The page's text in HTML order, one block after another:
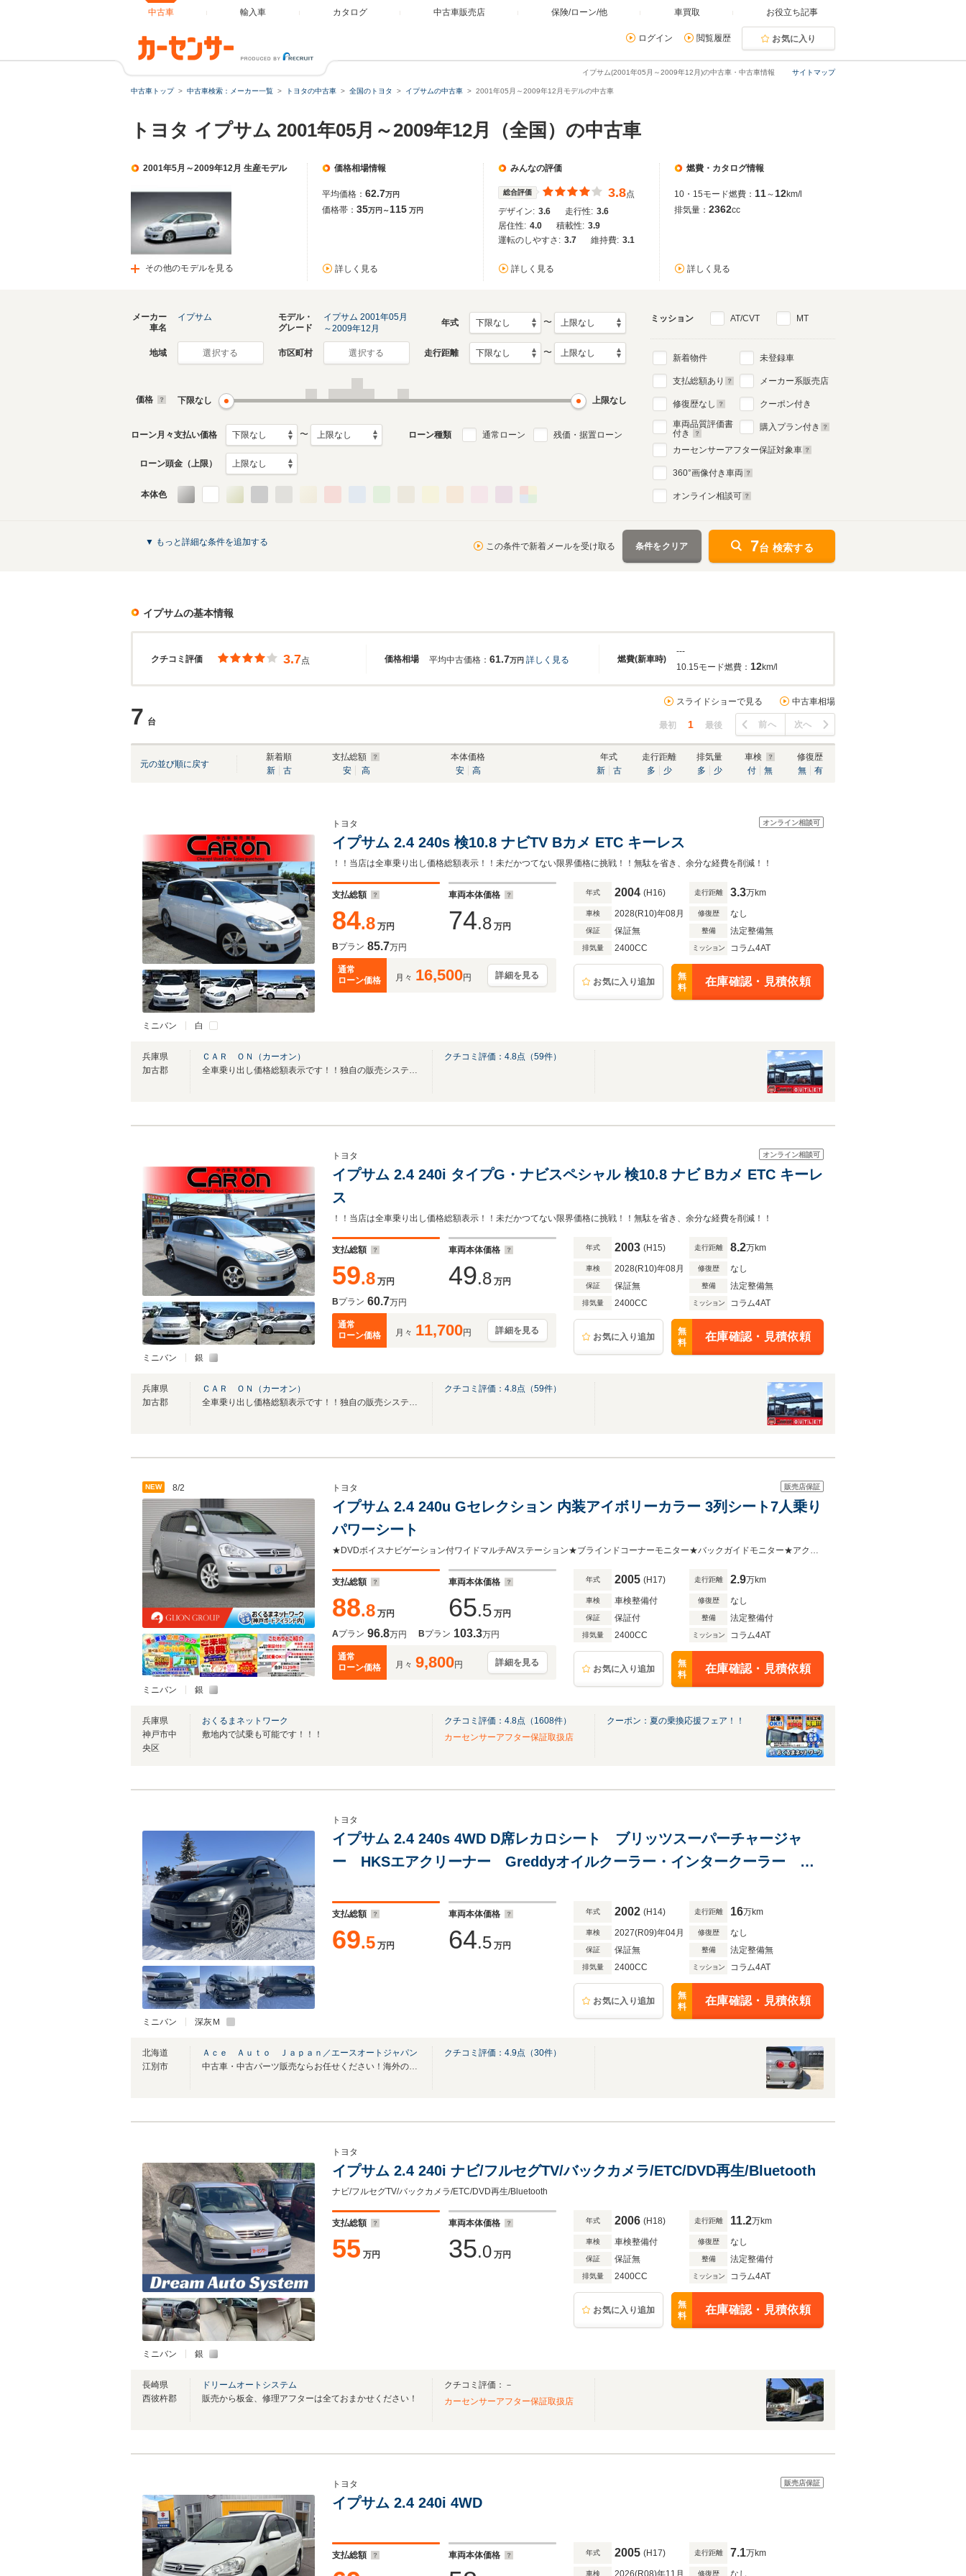
中古車 輸入車 カタログ 中古車販売店 保険/ローン/他 車買取 お役立ち記事
ログイン 閲覧履歴 お気に入り
サイトマップ
イプサム(2001年05月～2009年12月)の中古車・中古車情報
中古車トップ 中古車検索：メーカー一覧 トヨタの中古車 全国のトヨタ イプサムの中古車 2001年05月～2009年12月モデルの中古車
トヨタ イプサム 2001年05月～2009年12月（全国）の中古車
2001年5月～2009年12月 生産モデル
その他のモデルを見る
価格相場情報
平均価格： 62.7万円
価格帯： 35万円～115 万円
詳しく見る
みんなの評価
総合評価 3.8点
デザイン: 3.6 走行性: 3.6
居住性: 4.0 積載性: 3.9
運転のしやすさ: 3.7 維持費: 3.1
詳しく見る
燃費・カタログ情報
10・15モード燃費： 11～ 12km/l
排気量： 2362cc
詳しく見る
生産モデル
イプサムのカタログを見る
メーカー
車名
イプサム
モデル・
グレード
イプサム 2001年05月
～2009年12月
年式 〜
地域 選択する 市区町村 選択する 走行距離 〜
価格 下限なし 上限なし
ローン月々支払い価格 〜 ローン種類 通常ローン 残価・据置ローン
ローン頭金（上限）
本体色
ミッション AT/CVT MT
新着物件
支払総額あり
修復歴なし
車両品質評価書
付き
未登録車
メーカー系販売店
クーポン付き
購入プラン付き
カーセンサーアフター保証対象車
360°画像付き車両
オンライン相談可
▼ もっと詳細な条件を追加する この条件で新着メールを受け取る 条件をクリア 7台 検索する
イプサムの基本情報
クチコミ評価 価格相場 燃費(新車時)
3.7点 平均中古価格： 61.7万円 詳しく見る
---
10.15モード燃費： 12km/l
7 台
スライドショーで見る 中古車相場
最初 1 最後 前へ 次へ
元の並び順に戻す
新着順
新
古
支払総額
安
高
本体価格
安
高
年式
新
古
走行距離
多
少
排気量
多
少
車検
付
無
修復歴
無
有
ミニバン 白
オンライン相談可
トヨタ
イプサム 2.4 240s 検10.8 ナビTV Bカメ ETC キーレス
！！当店は全車乗り出し価格総額表示！！未だかつてない限界価格に挑戦！！無駄を省き、余分な経費を削減！！
支払総額
84.8 万円
車両本体価格
74.8 万円
Bプラン 85.7万円
通常
ローン価格
月々 16,500円 詳細を見る
年式 2004 (H16) 走行距離 3.3万km
車検 2028(R10)年08月 修復歴 なし
保証 保証無 整備 法定整備無
排気量 2400CC ミッション コラム4AT
お気に入り追加
無
料
在庫確認・見積依頼
兵庫県
加古郡
ＣＡＲ ＯＮ（カーオン）
全車乗り出し価格総額表示です！！独自の販売システムで無駄を省き、余分な経費を削減
クチコミ評価： 4.8点（59件）
ミニバン 銀
オンライン相談可
トヨタ
イプサム 2.4 240i タイプG・ナビスペシャル 検10.8 ナビ Bカメ ETC キーレ
ス
！！当店は全車乗り出し価格総額表示！！未だかつてない限界価格に挑戦！！無駄を省き、余分な経費を削減！！
支払総額
59.8 万円
車両本体価格
49.8 万円
Bプラン 60.7万円
通常
ローン価格
月々 11,700円 詳細を見る
年式 2003 (H15) 走行距離 8.2万km
車検 2028(R10)年08月 修復歴 なし
保証 保証無 整備 法定整備無
排気量 2400CC ミッション コラム4AT
お気に入り追加
無
料
在庫確認・見積依頼
兵庫県
加古郡
ＣＡＲ ＯＮ（カーオン）
全車乗り出し価格総額表示です！！独自の販売システムで無駄を省き、余分な経費を削減
クチコミ評価： 4.8点（59件）
NEW 8/2
ミニバン 銀
販売店保証
トヨタ
イプサム 2.4 240u Gセレクション 内装アイボリーカラー 3列シート7人乗り
パワーシート
★DVDボイスナビゲーション付ワイドマルチAVステーション★ブラインドコーナーモニター★バックガイドモニター★アクセサリーコンセント【AC100V】
支払総額
88.8 万円
車両本体価格
65.5 万円
Aプラン 96.8万円 Bプラン 103.3万円
通常
ローン価格
月々 9,800円 詳細を見る
年式 2005 (H17) 走行距離 2.9万km
車検 車検整備付 修復歴 なし
保証 保証付 整備 法定整備付
排気量 2400CC ミッション コラム4AT
お気に入り追加
無
料
在庫確認・見積依頼
兵庫県
神戸市中
央区
おくるまネットワーク
敷地内で試乗も可能です！！！
クチコミ評価： 4.8点（ 1608件）
カーセンサーアフター保証取扱店
クーポン：夏の乗換応援フェア！！
ミニバン 深灰Ｍ
トヨタ
イプサム 2.4 240s 4WD D席レカロシート ブリッツスーパーチャージャ
ー HKSエアクリーナー Greddyオイルクーラー・インタークーラー ダ
ー eマネ制御 HKSマフラー
支払総額
69.5 万円
車両本体価格
64.5 万円
年式 2002 (H14) 走行距離 16万km
車検 2027(R09)年04月 修復歴 なし
保証 保証無 整備 法定整備無
排気量 2400CC ミッション コラム4AT
お気に入り追加
無
料
在庫確認・見積依頼
北海道
江別市
Ａｃｅ Ａｕｔｏ Ｊａｐａｎ／エースオートジャパン
中古車・中古パーツ販売ならお任せください！海外の方の問い合わせもOK！英語対応可能
クチコミ評価： 4.9点（30件）
ミニバン 銀
トヨタ
イプサム 2.4 240i ナビ/フルセグTV/バックカメラ/ETC/DVD再生/Bluetooth
ナビ/フルセグTV/バックカメラ/ETC/DVD再生/Bluetooth
支払総額
55 万円
車両本体価格
35.0 万円
年式 2006 (H18) 走行距離 11.2万km
車検 車検整備付 修復歴 なし
保証 保証無 整備 法定整備付
排気量 2400CC ミッション コラム4AT
お気に入り追加
無
料
在庫確認・見積依頼
長崎県
西彼杵郡
ドリームオートシステム
販売から板金、修理アフターは全ておまかせください！
クチコミ評価：－
カーセンサーアフター保証取扱店
販売店保証
トヨタ
イプサム 2.4 240i 4WD
支払総額 車両本体価格 年式 2005 (H17) 走行距離 7.1万km
車検 2026(R08)年11月 修復歴 なし